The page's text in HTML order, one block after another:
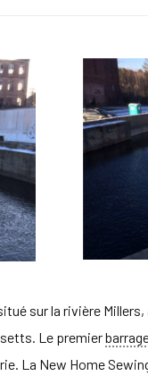
sur la rivière Millers,
Le premier
La New Home